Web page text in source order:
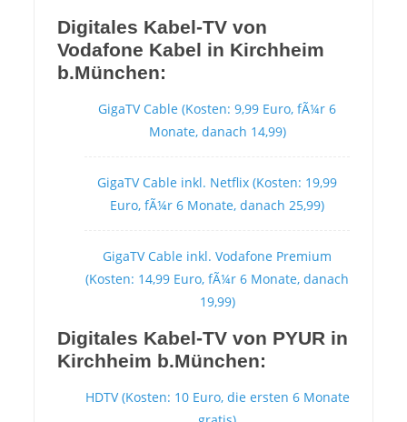
Digitales Kabel-TV von
Vodafone Kabel in Kirchheim
b.München:
GigaTV Cable (Kosten: 9,99 Euro, fÃ¼r 6
Monate, danach 14,99)
GigaTV Cable inkl. Netflix (Kosten: 19,99
Euro, fÃ¼r 6 Monate, danach 25,99)
GigaTV Cable inkl. Vodafone Premium
(Kosten: 14,99 Euro, fÃ¼r 6 Monate, danach
19,99)
Digitales Kabel-TV von PYUR in
Kirchheim b.München:
HDTV (Kosten: 10 Euro, die ersten 6 Monate